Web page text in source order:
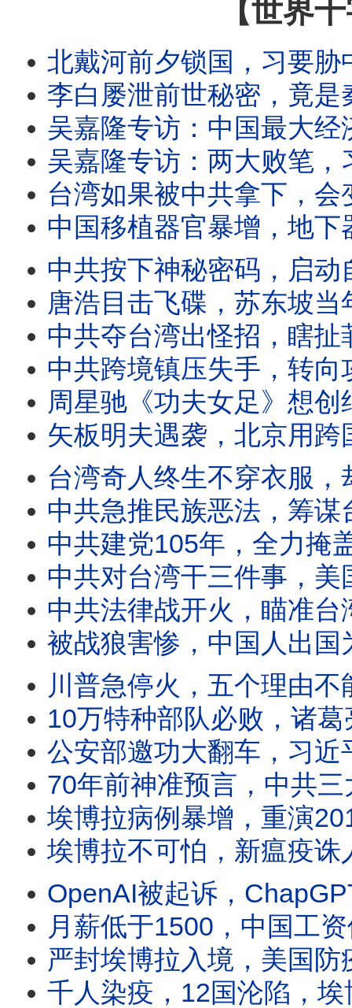
【世界
北戴河前夕锁国，习要胁中共大老？习搞垮经济，使出三板斧宣
李白屡泄前世秘密，竟是秦始皇转世？李白预言绝密天机，今天正在兑
吴嘉隆专访：中国最大经济危机曝光，还能救吗？习近平两大招，火
吴嘉隆专访：两大败笔，习近平21大难连任？中共频扰台海南海，为掩饰无力攻台？台
台湾如果被中共拿下，会变怎么样？台湾人民会得到或失
中国移植器官暴增，地下器官诈骗崛起；器官诈骗难追查，三招套
中共按下神秘密码，启动自我毁灭？全国四大败象涌现，
唐浩目击飞碟，苏东坡当年也见过？美加速公布飞碟机密，外星人即将现身？中
中共夺台湾出怪招，瞎扯菲律宾领土是台湾的？巴丹群岛太重要，招引
中共跨境镇压失手，转向攻击台湾五大罩门；跨境镇压太疯狂，吃
周星驰《功夫女足》想创纪录，中共是拦路虎？星爷电影屡成经典，预
矢板明夫遇袭，北京用跨国镇压逼统台湾？中共发射巨浪
台湾奇人终生不穿衣服，却热心助人守护村庄；似疯非疯藏
中共急推民族恶法，筹谋台海新战争？民族法输出跨国
中共建党105年，全力掩盖五大冤案；大饥荒、文革等冤
中共对台湾干三件事，美国气炸全力反击；北京对台认知战换花招，更耸
中共法律战开火，瞄准台湾跨国镇压、改造思想；中共跨国镇压，一次
被战狼害惨，中国人出国为何不敢亮护照？天天怒骂美日
川普急停火，五个理由不能说；美伊谈判，三大反常引震
10万特种部队必败，诸葛亮八阵图为何战无不胜？司马懿也败
公安部邀功大翻车，习近平生日惨被高级黑；台湾国安局招募中国线人，化身“中
70年前神准预言，中共三大隐蔽战术猛攻台湾；郑丽文访美频
埃博拉病例暴增，重演2014年西非大瘟疫？攻击医护人员、抢夺尸体，病
埃博拉不可怕，新瘟疫诛人又诛心；世卫警告：埃博拉一月已爆发；疫情数据
OpenAI被起诉，ChapGPT如何成犯罪帮凶？马斯克警告AI毁灭人类，AI
月薪低于1500，中国工资倒退17年；中国低薪海啸来袭，中共躺平没救
严封埃博拉入境，美国防疫惊传大破口；伊朗过度消耗美国弹药，日本台湾安全拉警报
千人染疫，12国沦陷，埃博拉扩散为何挡不住？群众围攻医院，夺尸纵火，大批病